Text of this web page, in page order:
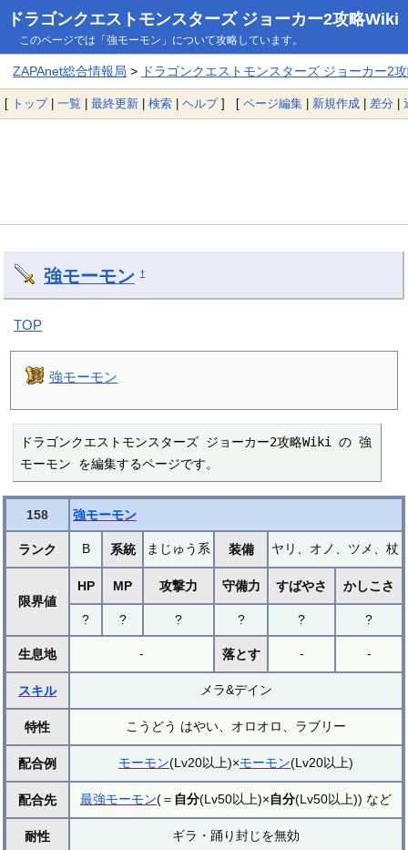
ドラゴンクエストモンスターズ ジョーカー2攻略Wiki
このページでは「強モーモン」について攻略しています。
ZAPAnet総合情報局 > ドラゴンクエストモンスターズ ジョーカー2
[ トップ| 一覧 | 最終更新 | 検索 | ヘルプ] [ ページ編集 | 新規作成 | 差分 |
強モーモン †
TOP
強モーモン
ドラゴンクエストモンスターズ ジョーカー2攻略Wiki の 強
モーモン を編集するページです。
158 強モーモン
ランク B 系統 まじゅう系 装備 ヤリ、オノ、ツメ、杖
限界値
HP MP 攻撃力 守備力 すばやさ かしこさ
? ? ? ? ? ?
生息地 - 落とす - -
スキル メラ&デイン
特性 こうどう はやい、オロオロ、ラブリー
配合例 モーモン(Lv20以上)×モーモン(Lv20以上)
配合先 最強モーモン(＝ 自分(Lv50以上)×自分(Lv50以上)) など
耐性 ギラ・踊り封じを無効